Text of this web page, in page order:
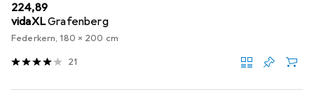
EUR
224,89
vidaXLGrafenberg
Federkern, 180 x 200 cm
21